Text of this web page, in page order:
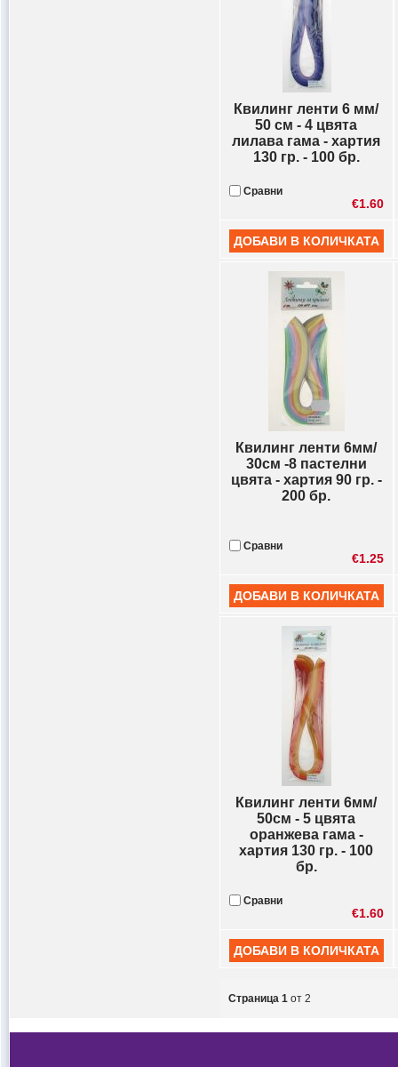
Квилинг ленти 6 мм/
50 см - 4 цвята
лилава гама - хартия
130 гр. - 100 бр.
Сравни
€1.60
Квилинг ленти 6мм/
30см -8 пастелни
цвята - хартия 90 гр. -
200 бр.
Сравни
€1.25
Квилинг ленти 6мм/
50см - 5 цвята
оранжева гама -
хартия 130 гр. - 100
бр.
Сравни
€1.60
Страница 1 от 2